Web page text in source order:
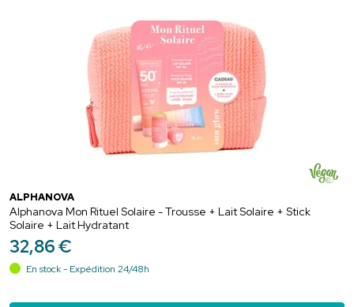
ALPHANOVA
Alphanova Mon Rituel Solaire - Trousse + Lait Solaire + Stick
Solaire + Lait Hydratant
32,86€
En stock - Expédition 24/48h